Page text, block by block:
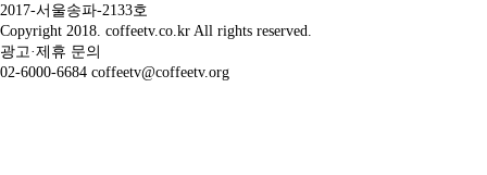
2017-서울송파-2133호
Copyright 2018. coffeetv.co.kr All rights reserved.
광고·제휴 문의
02-6000-6684 coffeetv@coffeetv.org